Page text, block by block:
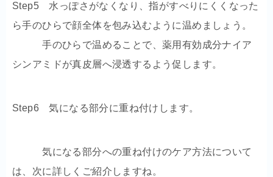
Step5 水っぽさがなくなり、指がすべりにくくなった
ら手のひらで顔全体を包み込むように温めましょう。
手のひらで温めることで、薬用有効成分ナイア
シンアミドが真皮層へ浸透するよう促します。
Step6 気になる部分に重ね付けします。
気になる部分への重ね付けのケア方法について
は、次に詳しくご紹介しますね。